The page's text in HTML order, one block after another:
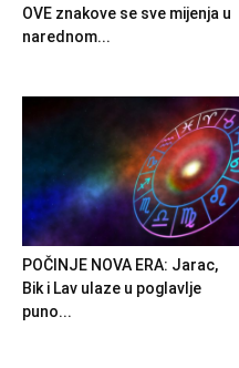
OVE znakove se sve mijenja u
narednom...
POČINJE NOVA ERA: Jarac,
Bik i Lav ulaze u poglavlje
puno...